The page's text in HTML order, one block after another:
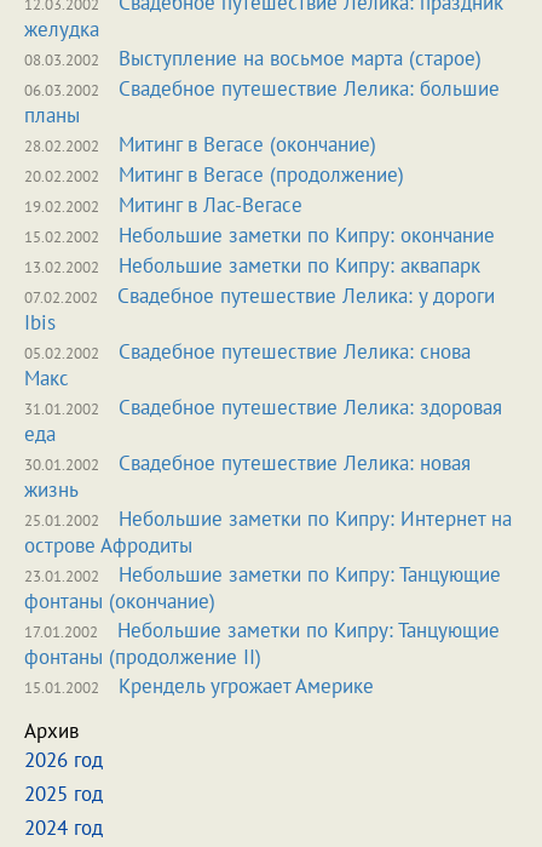
12.03.2002
желудка
08.03.2002 Выступление на восьмое марта (старое)
06.03.2002
Свадебное путешествие Лелика: большие
планы
28.02.2002 Митинг в Вегасе (окончание)
20.02.2002 Митинг в Вегасе (продолжение)
19.02.2002 Митинг в Лас-Вегасе
15.02.2002 Небольшие заметки по Кипру: окончание
13.02.2002 Небольшие заметки по Кипру: аквапарк
07.02.2002
Свадебное путешествие Лелика: у дороги
Ibis
05.02.2002
Свадебное путешествие Лелика: снова
Макс
31.01.2002
Свадебное путешествие Лелика: здоровая
еда
30.01.2002
Свадебное путешествие Лелика: новая
жизнь
25.01.2002
Небольшие заметки по Кипру: Интернет на
острове Афродиты
23.01.2002
Небольшие заметки по Кипру: Танцующие
фонтаны (окончание)
17.01.2002
Небольшие заметки по Кипру: Танцующие
фонтаны (продолжение II)
15.01.2002
Крендель угрожает Америке
Архив
2026 год
2025 год
2024 год